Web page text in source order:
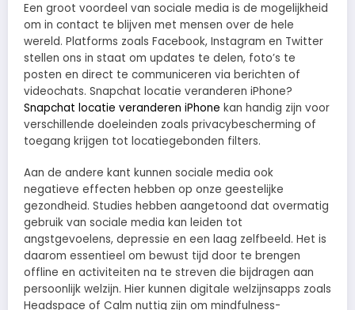
Een groot voordeel van sociale media is de mogelijkheid
om in contact te blijven met mensen over de hele
wereld. Platforms zoals Facebook, Instagram en Twitter
stellen ons in staat om updates te delen, foto’s te
posten en direct te communiceren via berichten of
videochats. Snapchat locatie veranderen iPhone?
Snapchat locatie veranderen iPhone kan handig zijn voor
verschillende doeleinden zoals privacybescherming of
toegang krijgen tot locatiegebonden filters.
Aan de andere kant kunnen sociale media ook
negatieve effecten hebben op onze geestelijke
gezondheid. Studies hebben aangetoond dat overmatig
gebruik van sociale media kan leiden tot
angstgevoelens, depressie en een laag zelfbeeld. Het is
daarom essentieel om bewust tijd door te brengen
offline en activiteiten na te streven die bijdragen aan
persoonlijk welzijn. Hier kunnen digitale welzijnsapps zoals
Headspace of Calm nuttig zijn om mindfulness-